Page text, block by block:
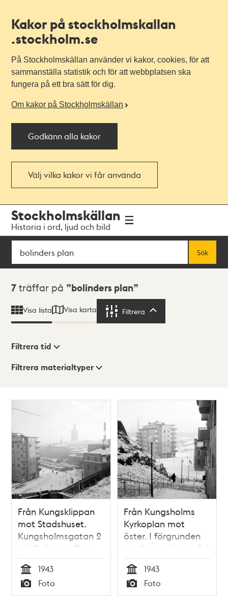
Kakor på stockholmskallan
.stockholm.se
På Stockholmskällan använder vi kakor, cookies, för att
sammanställa statistik och för att webbplatsen ska
fungera på ett bra sätt för dig.
Om kakor på Stockholmskällan
Godkänn alla kakor
Välj vilka kakor vi får använda
navigationen
huvudinnehållet
Stockholmskällan
Historia i ord, ljud och bild
Sök
Sök
Sökresultat
7 träffar på bolinders plan
Visa lista Visa karta Filtrera
Visningsläge
ListaKarta
Filtrera tid
Filtrera materialtyper
Från Kungsklippan
mot Stadshuset.
Kungsholmsgatan 2
vid Bolinders Plan.
Vedstaplar
Tid
1943
Typ
Foto
Från Kungsholms
Kyrkoplan mot
öster. I förgrunden
t.h. Kungsklippan 3. I
fonden
Kungsholmsgatan 2
vid Bolinders Plan
Tid
1943
Typ
Foto